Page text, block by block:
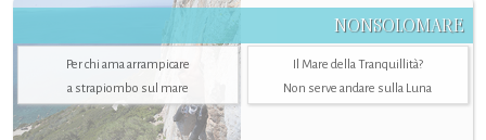
NONSOLOMARE
Per chi ama arrampicare
a strapiombo sul mare
Il Mare della Tranquillità?
Non serve andare sulla Luna